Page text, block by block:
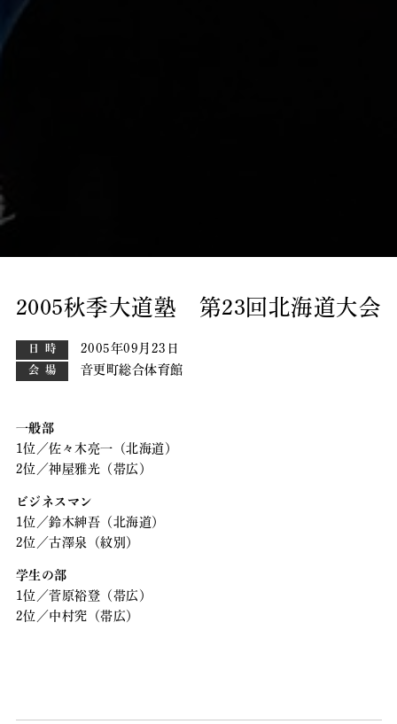
2005秋季大道塾 第23回北海道大会
日時 2005年09月23日
会場 音更町総合体育館
一般部
1位／佐々木亮一（北海道）
2位／神屋雅光（帯広）
ビジネスマン
1位／鈴木紳吾（北海道）
2位／古澤泉（紋別）
学生の部
1位／菅原裕登（帯広）
2位／中村究（帯広）